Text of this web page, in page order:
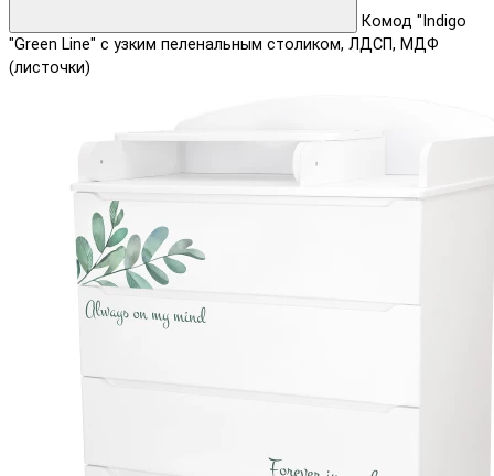
Комод "Indigo
"Green Line" с узким пеленальным столиком, ЛДСП, МДФ
(листочки)